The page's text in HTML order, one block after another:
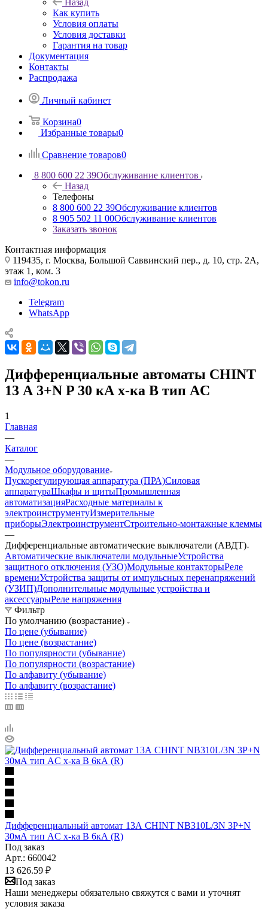
Назад
Как купить
Условия оплаты
Условия доставки
Гарантия на товар
Документация
Контакты
Распродажа
Личный кабинет
Корзина0
Избранные товары0
Сравнение товаров0
8 800 600 22 39Обслуживание клиентов
Назад
Телефоны
8 800 600 22 39Обслуживание клиентов
8 905 502 11 00Обслуживание клиентов
Заказать звонок
Контактная информация
119435, г. Москва, Большой Саввинский пер., д. 10, стр. 2А,
этаж 1, ком. 3
info@tokon.ru
Telegram
WhatsApp
Дифференциальные автоматы CHINT
13 А 3+N P 30 кА х-ка B тип AC
1
Главная
—
Каталог
—
Модульное оборудование
Пускорегулирующая аппаратура (ПРА)Силовая
аппаратураШкафы и щитыПромышленная
автоматизацияРасходные материалы к
электроинструментуИзмерительные
приборыЭлектроинструментСтроительно-монтажные клеммы
—
Дифференциальные автоматические выключатели (АВДТ)
Автоматические выключатели модульныеУстройства
защитного отключения (УЗО)Модульные контакторыРеле
времениУстройства защиты от импульсных перенапряжений
(УЗИП)Дополнительные модульные устройства и
аксессуарыРеле напряжения
Фильтр
По умолчанию (возрастание)
По цене (убывание)
По цене (возрастание)
По популярности (убывание)
По популярности (возрастание)
По алфавиту (убывание)
По алфавиту (возрастание)
Дифференциальный автомат 13А CHINT NB310L/3N 3P+N
30мА тип AС х-ка B 6кА (R)
Под заказ
Арт.: 660042
13 626.59 ₽
Под заказ
Наши менеджеры обязательно свяжутся с вами и уточнят
условия заказа